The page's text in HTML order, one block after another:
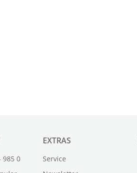
985 0
EXTRAS
Service